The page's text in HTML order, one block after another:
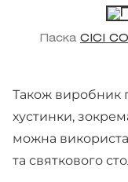
Паска CICI
Також виробник
хустинки,
можна
та святкового